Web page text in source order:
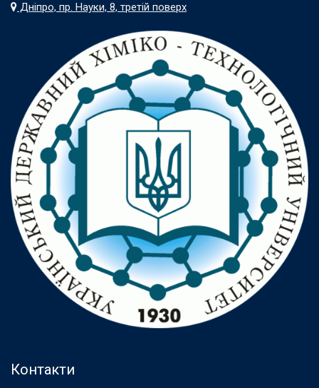
Дніпро, пр. Науки, 8, третій поверх
Контакти